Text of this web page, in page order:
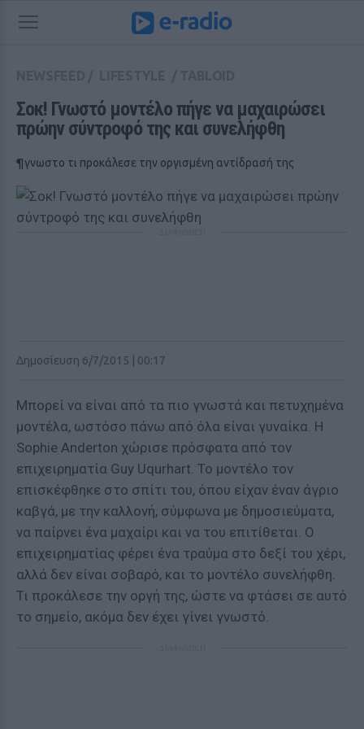
Σοκ! Γνωστό μοντέλο πήγε να μαχαιρώσει
πρώην σύντροφό της και συνελήφθη
¶γνωστο τι προκάλεσε την οργισμένη αντίδρασή της
Δημοσίευση 6/7/2015 | 00:17
Μπορεί να είναι από τα πιο γνωστά και πετυχημένα
μοντέλα, ωστόσο πάνω από όλα είναι γυναίκα. Η
Sophie Anderton χώρισε πρόσφατα από τον
επιχειρηματία Guy Uqurhart. Το μοντέλο τον
επισκέφθηκε στο σπίτι του, όπου είχαν έναν άγριο
καβγά, με την καλλονή, σύμφωνα με δημοσιεύματα,
να παίρνει ένα μαχαίρι και να του επιτίθεται. Ο
επιχειρηματίας φέρει ένα τραύμα στο δεξί του χέρι,
αλλά δεν είναι σοβαρό, και το μοντέλο συνελήφθη.
Τι προκάλεσε την οργή της, ώστε να φτάσει σε αυτό
το σημείο, ακόμα δεν έχει γίνει γνωστό.